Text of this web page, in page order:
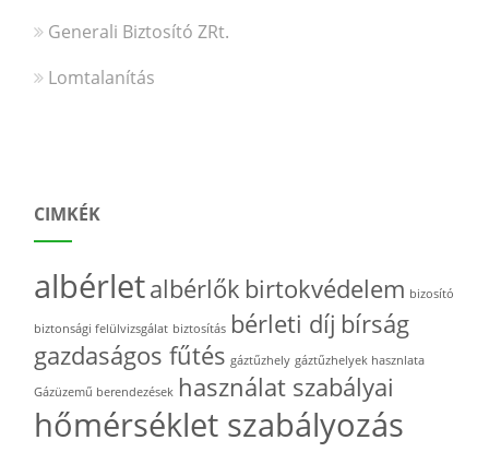
Generali Biztosító ZRt.
Lomtalanítás
CIMKÉK
albérletalbérlők birtokvédelem bizosító
biztonsági felülvizsgálat biztosítás bérleti díj bírság
gazdaságos fűtés gáztűzhely gáztűzhelyek hasznlata
Gázüzemű berendezések használat szabályai
hőmérséklet szabályozás